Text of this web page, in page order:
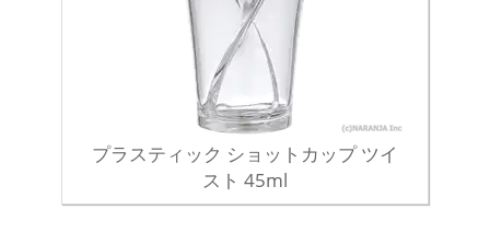
プラスティック ショットカップ ツイ
スト 45ml